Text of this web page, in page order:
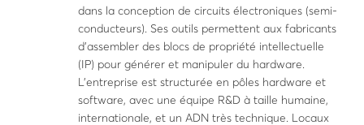
dans la conception de circuits électroniques (semi-
conducteurs). Ses outils permettent aux fabricants
d'assembler des blocs de propriété intellectuelle
(IP) pour générer et manipuler du hardware.
L'entreprise est structurée en pôles hardware et
software, avec une équipe R&D à taille humaine,
internationale, et un ADN très technique. Locaux